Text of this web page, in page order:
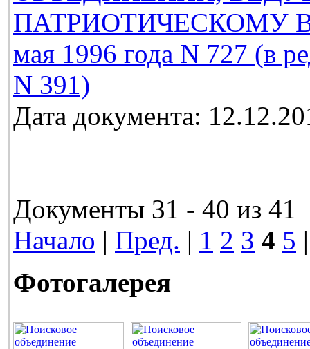
ПАТРИОТИЧЕСКОМУ
мая 1996 года N 727 (в
N 391)
Дата документа:
Документы 31 - 40 из 41
Начало | Пред. | 1 2 3 4 5
Фотогалерея